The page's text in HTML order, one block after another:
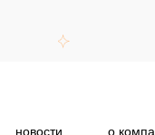
новости о